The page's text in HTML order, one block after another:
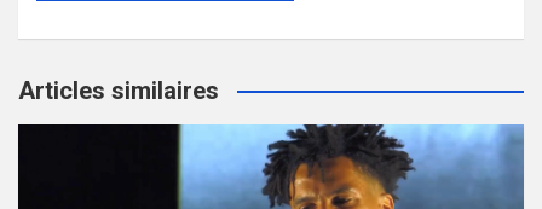
Articles similaires